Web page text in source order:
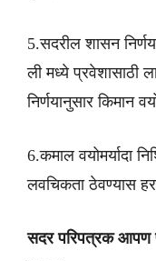
5.सदरील शासन
ली मध्ये प्रवेशासाठी
निर्णयानुसार किमान
6.कमाल वयोमर्यादा
लवचिकता ठेवण्यास
सदर परिपत्रक आपण